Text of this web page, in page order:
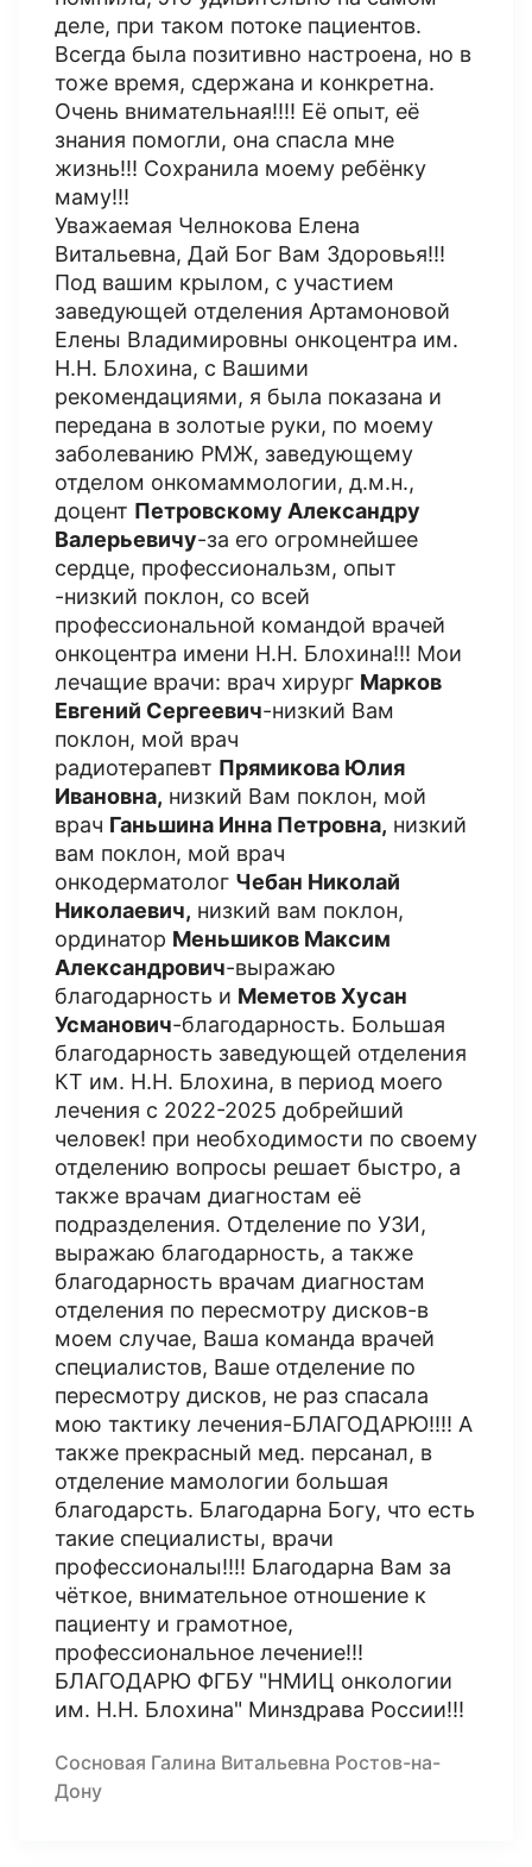
деле, при таком потоке пациентов.
Всегда была позитивно настроена, но в
тоже время, сдержана и конкретна.
Очень внимательная!!!! Её опыт, её
знания помогли, она спасла мне
жизнь!!! Сохранила моему ребёнку
маму!!!
Уважаемая Челнокова Елена
Витальевна, Дай Бог Вам Здоровья!!!
Под вашим крылом, с участием
заведующей отделения Артамоновой
Елены Владимировны онкоцентра им.
Н.Н. Блохина, с Вашими
рекомендациями, я была показана и
передана в золотые руки, по моему
заболеванию РМЖ, заведующему
отделом онкомаммологии, д.м.н.,
доцент Петровскому Александру
Валерьевичу-за его огромнейшее
сердце, профессиональзм, опыт
-низкий поклон, со всей
профессиональной командой врачей
онкоцентра имени Н.Н. Блохина!!! Мои
лечащие врачи: врач хирург Марков
Евгений Сергеевич-низкий Вам
поклон, мой врач
радиотерапевт Прямикова Юлия
Ивановна, низкий Вам поклон, мой
врач Ганьшина Инна Петровна, низкий
вам поклон, мой врач
онкодерматолог Чебан Николай
Николаевич, низкий вам поклон,
ординатор Меньшиков Максим
Александрович-выражаю
благодарность и Меметов Хусан
Усманович-благодарность. Большая
благодарность заведующей отделения
КТ им. Н.Н. Блохина, в период моего
лечения с 2022-2025 добрейший
человек! при необходимости по своему
отделению вопросы решает быстро, а
также врачам диагностам её
подразделения. Отделение по УЗИ,
выражаю благодарность, а также
благодарность врачам диагностам
отделения по пересмотру дисков-в
моем случае, Ваша команда врачей
специалистов, Ваше отделение по
пересмотру дисков, не раз спасала
мою тактику лечения-БЛАГОДАРЮ!!!! А
также прекрасный мед. персанал, в
отделение мамологии большая
благодарсть. Благодарна Богу, что есть
такие специалисты, врачи
профессионалы!!!! Благодарна Вам за
чёткое, внимательное отношение к
пациенту и грамотное,
профессиональное лечение!!!
БЛАГОДАРЮ ФГБУ "НМИЦ онкологии
им. Н.Н. Блохина" Минздрава России!!!
Сосновая Галина Витальевна Ростов-на-
Дону